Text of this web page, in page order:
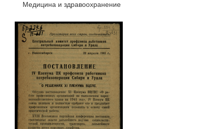
Медицина и здравоохранение